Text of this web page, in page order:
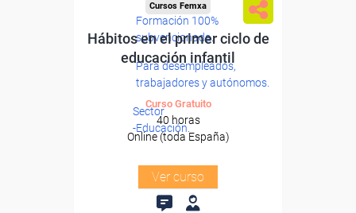
Formación 100%
subvencionada.
Para desempleados,
trabajadores y autónomos.
Sector
-Educación.
Cursos Femxa
Hábitos en el primer ciclo de
educación infantil
Curso Gratuito
40 horas
Online (toda España)
Ver curso